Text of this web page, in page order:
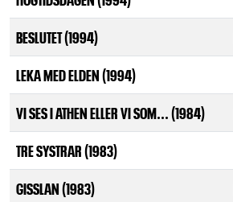
BESLUTET (1994)
LEKA MED ELDEN (1994)
VI SES I ATHEN ELLER VI SOM... (1984)
TRE SYSTRAR (1983)
GISSLAN (1983)